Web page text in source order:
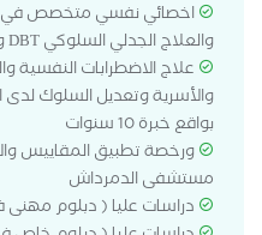
والعلاج الجدلي السلوكي DBT وتحليل السلوك التطبيقي ABA
علاج الاضطرابات النفسية
والأسرية وتعديل السلوك لدى
بواقع خبرة 10 سنوات
ورخصة تطبيق المقاييس
مستشفى الدمرداش
دراسات عليا ( دبلوم